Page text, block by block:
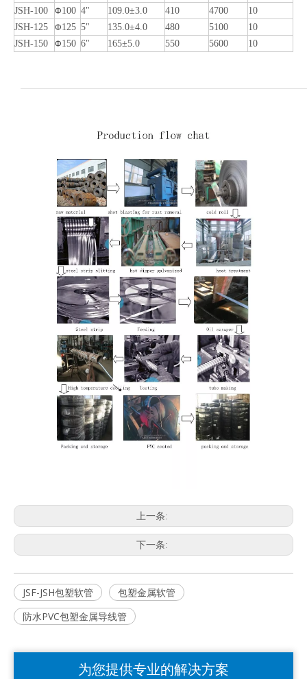
JSH-100 Φ100 4" 109.0±3.0 410 4700
10
JSH-125
Φ125 5" 135.0±4.0 480 5100
10
JSH-150
Φ150 6" 165±5.0 550 5600 10
上一条:
下一条:
JSF-JSH包塑软管
包塑金属软管
防水PVC包塑金属导线管
为您提供专业的解决方案